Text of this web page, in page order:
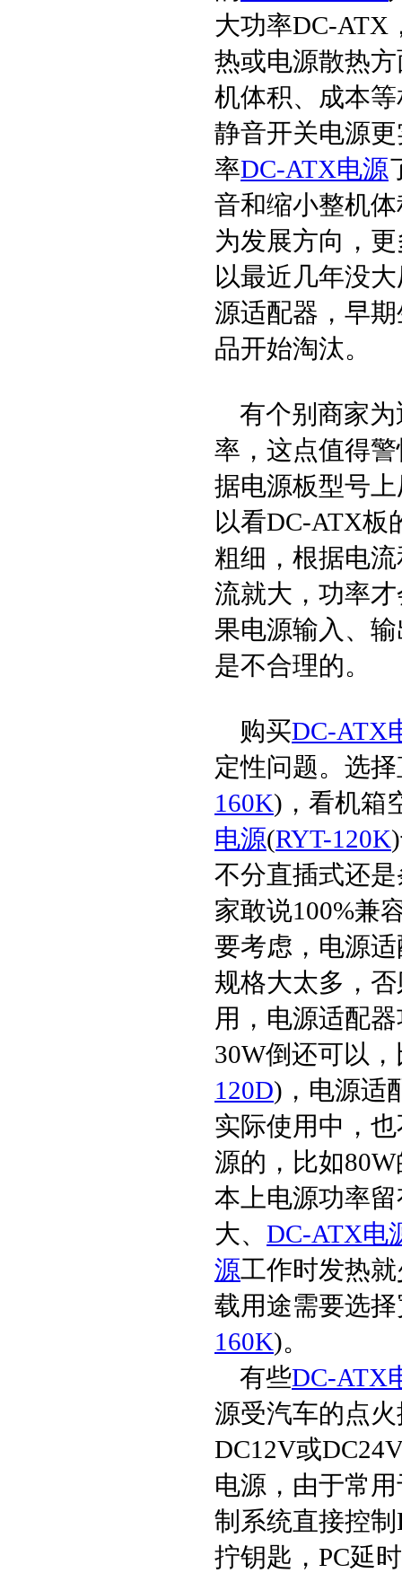
大功率DC-ATX
热或电源散热
机体积、成本
静音开关电源
率DC-ATX电源
音和缩小整机
为发展方向，
以最近几年没
源适配器，早
品开始淘汰。
有个别商家为
率，这点值得
据电源板型号
以看DC-ATX板
粗细，根据电
流就大，功率
果电源输入、
是不合理的。
购买DC-ATX
定性问题。选
160K)，看机箱
电源(RYT-120K
不分直插式还
家敢说100%兼
要考虑，电源
规格大太多，
用，电源适配
30W倒还可以
120D)，电源适
实际使用中，
源的，比如
本上电源功率
大、 DC-ATX电
源工作时发热
载用途需要选
160K)。
有些DC-ATX
源受汽车的点
DC12V或
电源，由于常
制系统直接控
拧钥匙，PC延